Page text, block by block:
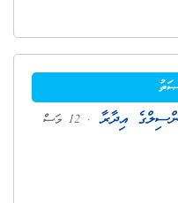
އިދާރާ
. 12 މަސް